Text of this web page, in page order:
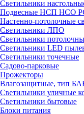
Светильники
Подвесные НСП НСО
Настенно-потолочные
Светильники ЛПО
Светильники
Светильники LED
Светильники точечные
Садово-парковые
Прожекторы
Влагозащитные, тип
Светильники уличные
Светильники бытовые
Блоки питания